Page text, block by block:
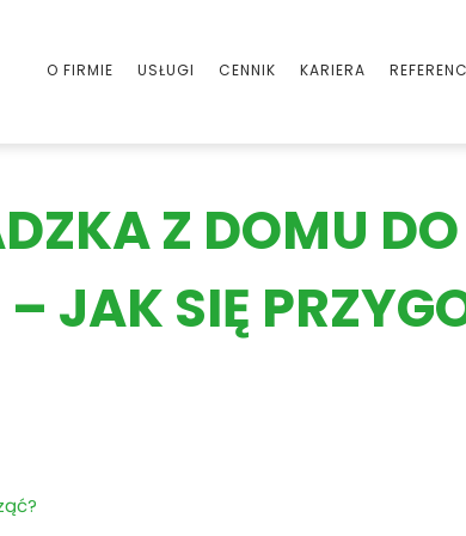
O FIRMIE USŁUGI CENNIK KARIERA
Z DOMU
– JAK SIĘ